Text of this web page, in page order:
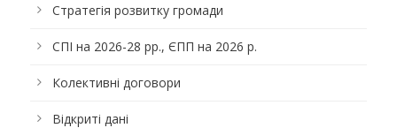
Стратегія розвитку громади
СПІ на 2026-28 рр., ЄПП на 2026 р.
Колективні договори
Відкриті дані